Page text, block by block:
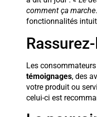
comment ça marche
fonctionnalités
Les
témoignages, des
votre produit ou
celui-ci est